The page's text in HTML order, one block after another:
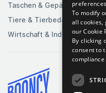
Taschen & Gepäck
Tiere & Tierbedarf
Wirtschaft & Industrie
To modify
all cookies,
our Cookie
By clicking
consent to